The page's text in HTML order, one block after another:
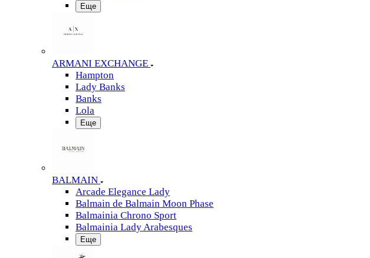
Еще
ARMANI EXCHANGE
Hampton
Lady Banks
Banks
Lola
Еще
BALMAIN
Arcade Elegance Lady
Balmain de Balmain Moon Phase
Balmainia Chrono Sport
Balmainia Lady Arabesques
Еще